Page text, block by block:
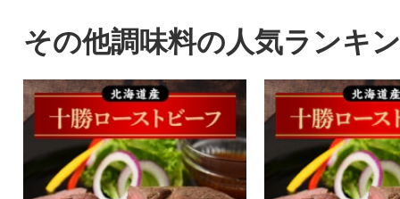
んや柑橘だけじゃない!太平洋
でとれたかつおは高知(土佐)に
も負けない鮮度でかつお本来
の旨味を存分に楽しめます。
形や大きさは不揃いですが、
味は訳なし!人気のかつおのた
たきをどうぞご賞味くださ
い。鰹のタタキ かつおたたき
その他調味料の人気ランキ